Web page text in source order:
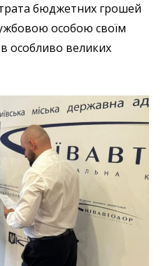
бюджетних грошей
особою своїм
особливо великих